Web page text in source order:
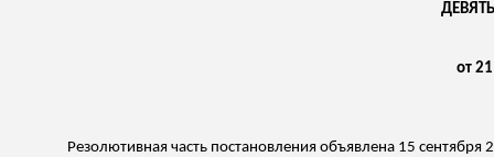
от
Резолютивная часть постановления объявлена 15 сентября